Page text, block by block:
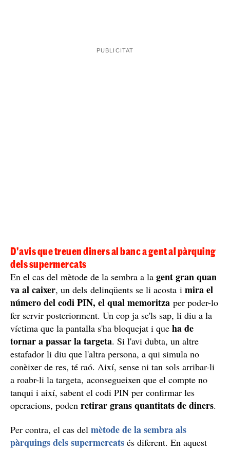
D'avis que treuen diners al banc a gent al pàrquing
dels supermercats
En el cas del mètode de la sembra a la gent gran quan
va al caixer, un dels delinqüents se li acosta i mira el
número del codi PIN, el qual memoritza per poder-lo
fer servir posteriorment. Un cop ja se'ls sap, li diu a la
víctima que la pantalla s'ha bloquejat i que ha de
tornar a passar la targeta. Si l'avi dubta, un altre
estafador li diu que l'altra persona, a qui simula no
conèixer de res, té raó. Així, sense ni tan sols arribar-li
a roabr-li la targeta, aconsegueixen que el compte no
tanqui i així, sabent el codi PIN per confirmar les
operacions, poden retirar grans quantitats de diners.
Per contra, el cas del mètode de la sembra als
pàrquings dels supermercats és diferent. En aquest